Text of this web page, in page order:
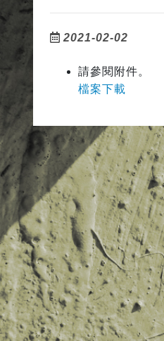
2021-02-02
請參閱附件。
檔案下載